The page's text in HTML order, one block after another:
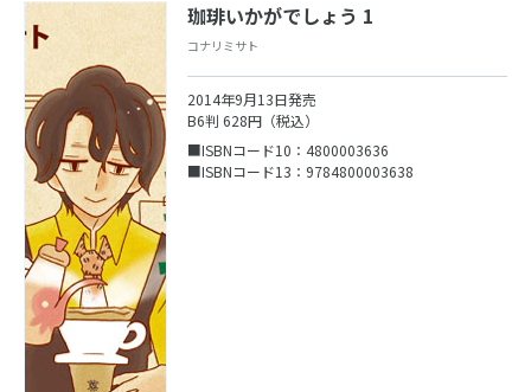
珈琲いかがでしょう 1
コナリミサト
2014年9月13日発売
B6判 628円（税込）
■ISBNコード10：4800003636
■ISBNコード13：9784800003638